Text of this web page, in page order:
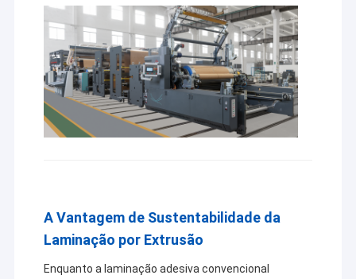
A Vantagem de Sustentabilidade da
Laminação por Extrusão
Enquanto a laminação adesiva convencional